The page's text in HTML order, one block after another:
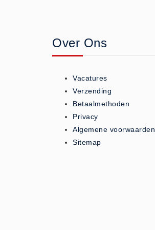
Koud - Warm kompressen (3)
Overige (1)
Teken - Beten sets (5)
Vitamines en mineralen (0)
Eerste Hulp Paneel
Eerste Hulp Paneel (0)
Over Ons
Vacatures
Verzending
Betaalmethoden
Privacy
Algemene voorwaarden
Sitemap